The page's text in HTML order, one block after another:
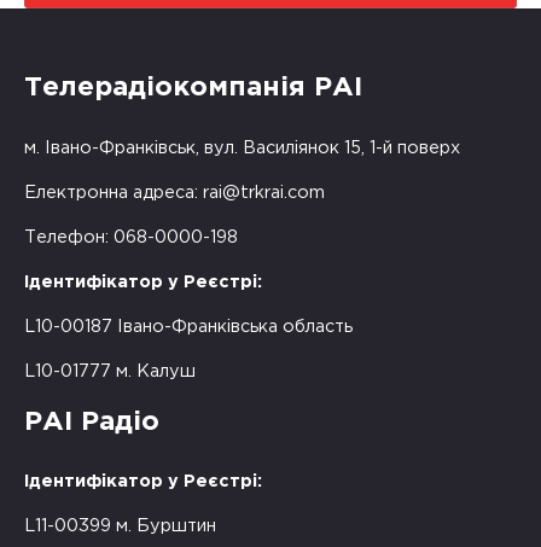
Телерадіокомпанія РАІ
м. Івано-Франківськ, вул. Василіянок 15, 1-й поверх
Електронна адреса: rai@trkrai.com
Телефон: 068-0000-198
Ідентифікатор у Реєстрі:
L10-00187 Івано-Франківська область
L10-01777 м. Калуш
РАІ Радіо
Ідентифікатор у Реєстрі:
L11-00399 м. Бурштин